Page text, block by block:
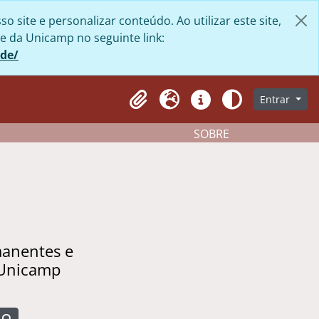
site e personalizar conteúdo. Ao utilizar este site,
da Unicamp no seguinte link:
Clipboard
Idioma AtalhosAparênciaEntrar
SOBRE
e